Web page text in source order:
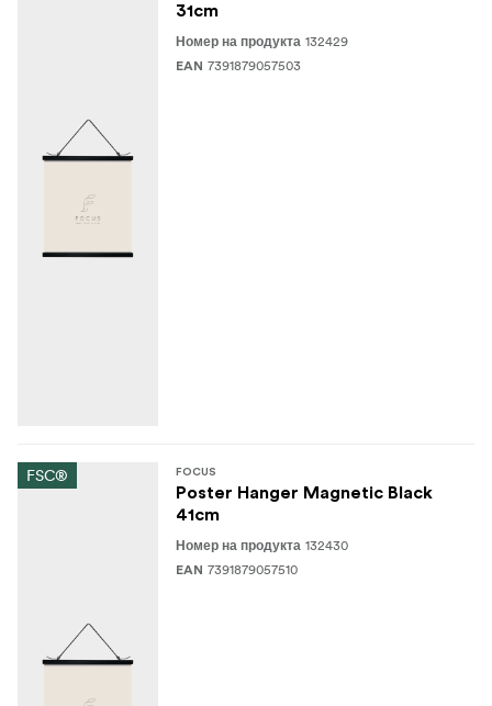
31cm
Номер на продукта 132429
EAN 7391879057503
FSC® FOCUS
Poster Hanger Magnetic Black
41cm
Номер на продукта 132430
EAN 7391879057510